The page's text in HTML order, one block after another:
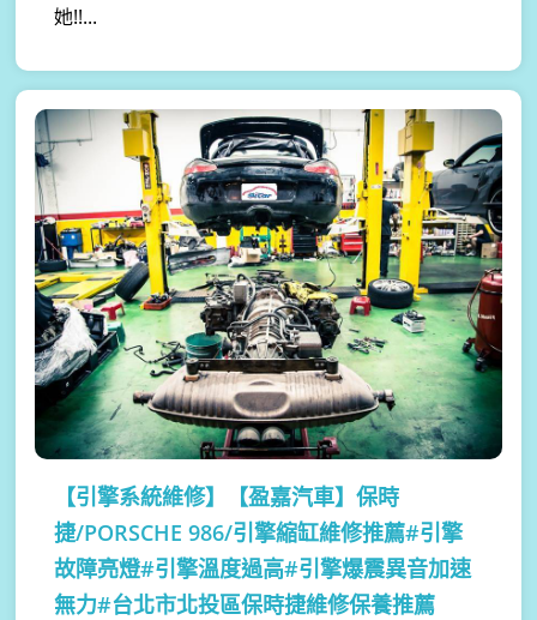
她!!...
【引擎系統維修】
【盈嘉汽車】保時
捷/PORSCHE 986/引擎縮缸維修推薦#引擎
故障亮燈#引擎溫度過高#引擎爆震異音加速
無力#台北市北投區保時捷維修保養推薦